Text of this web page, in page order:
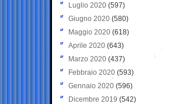
Luglio 2020 (597)
Giugno 2020 (580)
Maggio 2020 (618)
Aprile 2020 (643)
Marzo 2020 (437)
Febbraio 2020 (593)
Gennaio 2020 (596)
Dicembre 2019 (542)